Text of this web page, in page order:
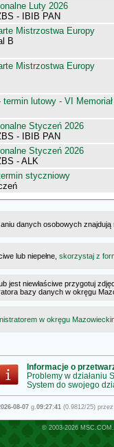
Luty 2026
- IBIB PAN
Mistrzostwa Europy
B
Mistrzostwa Europy
lutowy - VI
Styczeń 2026
- IBIB PAN
Styczeń 2026
- ALK
styczniowy
danych osobowych
lub niepełne, skorzystaj z
jest niewłaściwe przygotuj
bazy danych w okręgu
w okręgu
Informacje o
Problemy w działaniu
System do swojego
08-07g.09:27:41(0.9812/25)
© 2003-2026